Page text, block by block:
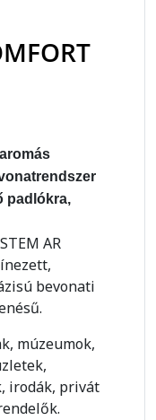
padlókra,
AR
bevonati
múzeumok,
irodák, privát